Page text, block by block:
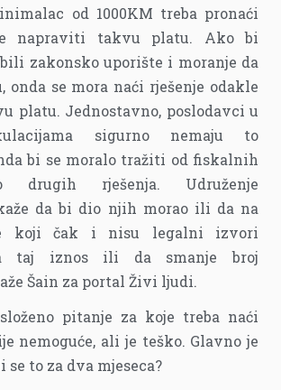
od 1000KM treba pronaći
napraviti takvu platu. Ako bi
zakonsko uporište i moranje da
onda se mora naći rješenje odakle
platu. Jednostavno, poslodavci u
sigurno nemaju to
bi se moralo tražiti od fiskalnih
drugih rješenja. Udruženje
da bi dio njih morao ili da na
koji čak i nisu legalni izvori
taj iznos ili da smanje broj
Šain za portal Živi ljudi.
pitanje za koje treba naći
nemoguće, ali je teško. Glavno je
se to za dva mjeseca?